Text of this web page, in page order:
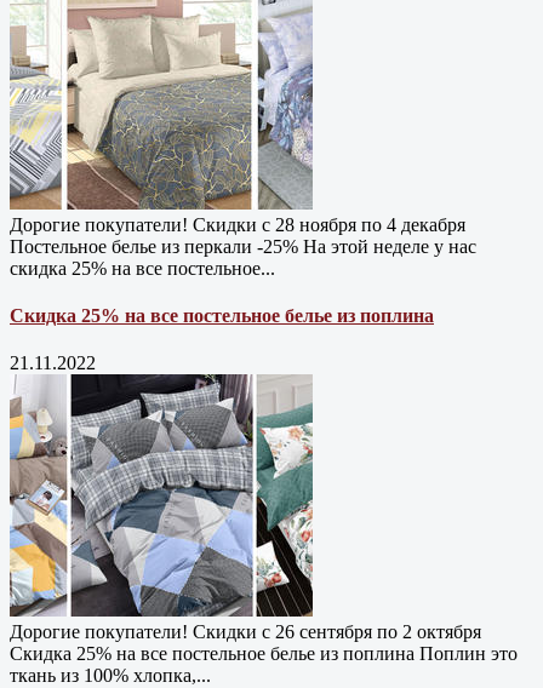
Дорогие покупатели! Скидки с 28 ноября по 4 декабря
Постельное белье из перкали -25% На этой неделе у нас
скидка 25% на все постельное...
Скидка 25% на все постельное белье из поплина
21.11.2022
Дорогие покупатели! Скидки с 26 сентября по 2 октября
Скидка 25% на все постельное белье из поплина Поплин это
ткань из 100% хлопка,...